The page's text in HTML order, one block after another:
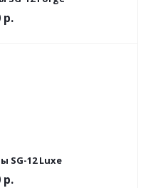
р.
SG-12 Luxe
р.